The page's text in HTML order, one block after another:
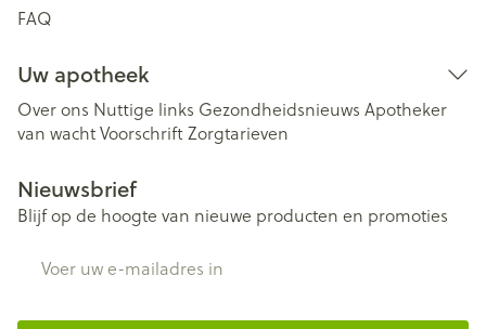
FAQ
Uw apotheek
Over ons Nuttige links Gezondheidsnieuws Apotheker
van wachtVoorschriftZorgtarieven
Nieuwsbrief
Blijf op de hoogte van nieuwe producten en promoties